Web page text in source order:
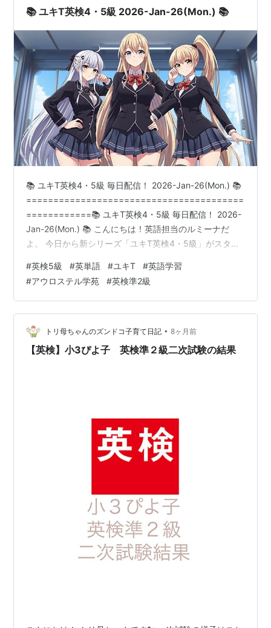
📚 ユキT英検4・5級 2026-Jan-26(Mon.) 📚
📚 ユキT英検4・5級 毎日配信！ 2026-Jan-26(Mon.) 📚
========================================
============📚 ユキT英検4・5級 毎日配信！ 2026-
Jan-26(Mon.) 📚 こんにちは！英語担当のルミーナだ
よ。 今日から新シリーズ「ユキT英検4・5級」がスター
クイズをお届け。毎日コツコツ、英検合格と英語力アッ
プを目指そうね！
========================================
============ 📚 No.01 📚 【英検5級：s…
#英検5級 #英単語 #ユキT #英語学習
#アウロステル学苑 #英検準2級
トリ母ちゃんのズンドコ子育て日記 • 8ヶ月前
【英検】小3ぴよ子 英検準２級二次試験の結果